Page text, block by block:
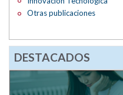
Otras publicaciones
DESTACADOS